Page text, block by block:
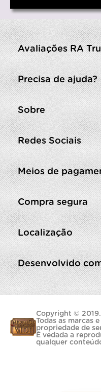
Avaliações RA
Precisa de ajuda?
Sobre
Redes Sociais
Meios de
Compra segura
Localização
Desenvolvido
Copyright ©
Todas as marcas
propriedade de
É vedada a
qualquer